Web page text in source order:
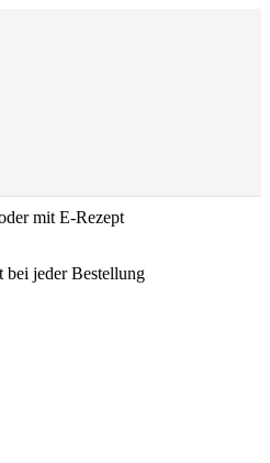
mit E-Rezept
bei jeder Bestellung